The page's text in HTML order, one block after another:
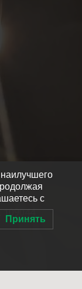
109044
с
Принять